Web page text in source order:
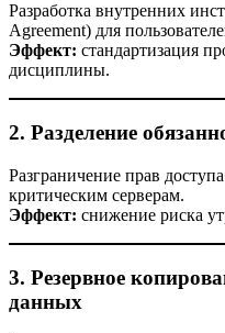
Разработка внутренних
Agreement) для
Эффект: стандартизация
дисциплины.
2. Разделение
Разграничение прав
критическим серверам.
Эффект: снижение риска
3. Резервное
данных